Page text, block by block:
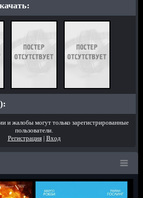
и жалобы могут только зарегистрированные
пользователи.
Регистрация| Вход